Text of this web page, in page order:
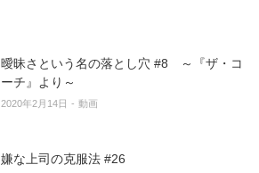
曖昧さという名の落とし穴 #8 ～『ザ・コ
ーチ』より～
2020年2月14日 動画
嫌な上司の克服法 #26